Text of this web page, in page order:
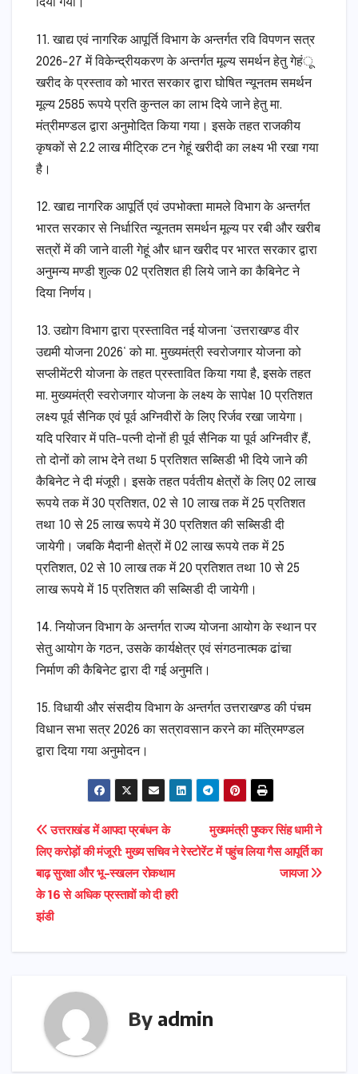
11. खाद्य एवं नागरिक आपूर्ति विभाग के अन्तर्गत रवि विपणन सत्र
2026-27 में विकेन्द्रीयकरण के अन्तर्गत मूल्य समर्थन हेतु गेहंू
खरीद के प्रस्ताव को भारत सरकार द्वारा घोषित न्यूनतम समर्थन
मूल्य 2585 रूपये प्रति कुन्तल का लाभ दिये जाने हेतु मा.
मंत्रीमण्डल द्वारा अनुमोदित किया गया। इसके तहत राजकीय
कृषकों से 2.2 लाख मीट्रिक टन गेहूं खरीदी का लक्ष्य भी रखा गया
है।
12. खाद्य नागरिक आपूर्ति एवं उपभोक्ता मामले विभाग के अन्तर्गत
भारत सरकार से निर्धारित न्यूनतम समर्थन मूल्य पर रबी और खरीब
सत्रों में की जाने वाली गेहूं और धान खरीद पर भारत सरकार द्वारा
अनुमन्य मण्डी शुल्क 02 प्रतिशत ही लिये जाने का कैबिनेट ने
दिया निर्णय।
13. उद्योग विभाग द्वारा प्रस्तावित नई योजना ‘उत्तराखण्ड वीर
उद्यमी योजना 2026‘ को मा. मुख्यमंत्री स्वरोजगार योजना को
सप्लीमेंटरी योजना के तहत प्रस्तावित किया गया है, इसके तहत
मा. मुख्यमंत्री स्वरोजगार योजना के लक्ष्य के सापेक्ष 10 प्रतिशत
लक्ष्य पूर्व सैनिक एवं पूर्व अग्निवीरों के लिए रिर्जव रखा जायेगा।
यदि परिवार में पति-पत्नी दोनों ही पूर्व सैनिक या पूर्व अग्निवीर हैं,
तो दोनों को लाभ देने तथा 5 प्रतिशत सब्सिडी भी दिये जाने की
कैबिनेट ने दी मंजूरी। इसके तहत पर्वतीय क्षेत्रों के लिए 02 लाख
रूपये तक में 30 प्रतिशत, 02 से 10 लाख तक में 25 प्रतिशत
तथा 10 से 25 लाख रूपये में 30 प्रतिशत की सब्सिडी दी
जायेगी। जबकि मैदानी क्षेत्रों में 02 लाख रूपये तक में 25
प्रतिशत, 02 से 10 लाख तक में 20 प्रतिशत तथा 10 से 25
लाख रूपये में 15 प्रतिशत की सब्सिडी दी जायेगी।
14. नियोजन विभाग के अन्तर्गत राज्य योजना आयोग के स्थान पर
सेतु आयोग के गठन, उसके कार्यक्षेत्र एवं संगठनात्मक ढांचा
निर्माण की कैबिनेट द्वारा दी गई अनुमति।
15. विधायी और संसदीय विभाग के अन्तर्गत उत्तराखण्ड की पंचम
विधान सभा सत्र 2026 का सत्रावसान करने का मंत्रिमण्डल
द्वारा दिया गया अनुमोदन।
Post
navigation
मुख्यमंत्री पुष्कर सिंह धामी ने
रेस्टोरेंट में पहुंच लिया गैस आपूर्ति का
जायजा
उत्तराखंड में आपदा प्रबंधन के
लिए करोड़ों की मंजूरी: मुख्य सचिव ने
बाढ़ सुरक्षा और भू-स्खलन रोकथाम
के 16 से अधिक प्रस्तावों को दी हरी
झंडी
By admin